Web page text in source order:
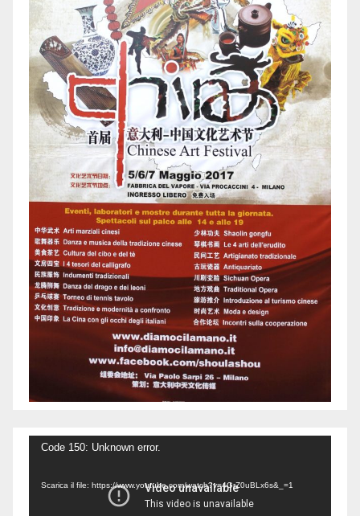
Video
Code 150: Unknown error.
Scarica il file: https://www.youtube.com/watch?v=4GrZ0uBLx6s&_=1